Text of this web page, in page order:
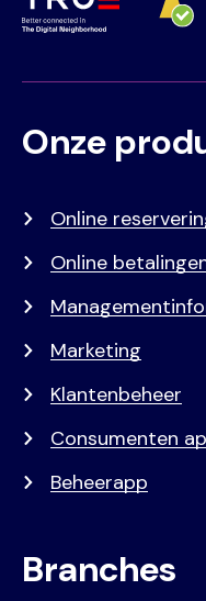
Voet
Primair
Onze
Online
Online
Marketing
Klantenbeheer
Consumenten
Beheerapp
Branches